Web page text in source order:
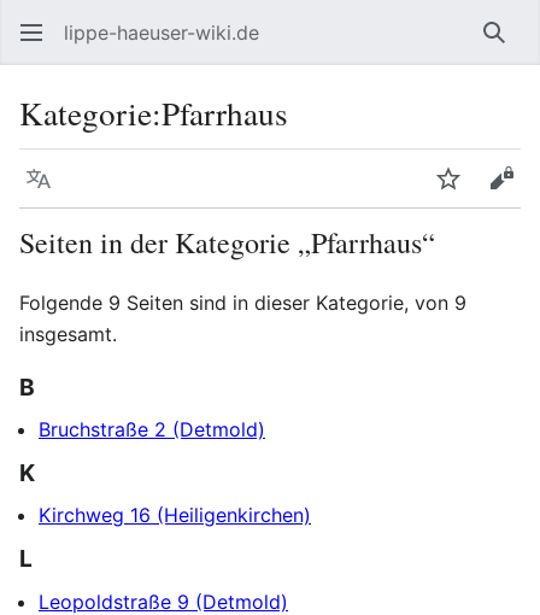
lippe-haeuser-wiki.de
Kategorie:Pfarrhaus
Sprache
Seiten in der Kategorie „Pfarrhaus“
Folgende 9 Seiten sind in dieser Kategorie, von 9
insgesamt.
B
Bruchstraße 2 (Detmold)
K
Kirchweg 16 (Heiligenkirchen)
L
Leopoldstraße 9 (Detmold)